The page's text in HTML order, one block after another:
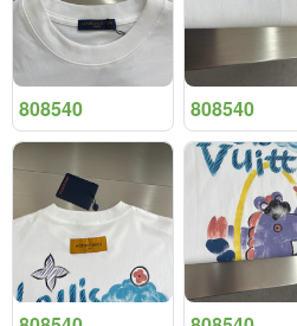
808540 808540